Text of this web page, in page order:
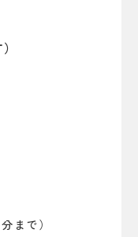
まで）